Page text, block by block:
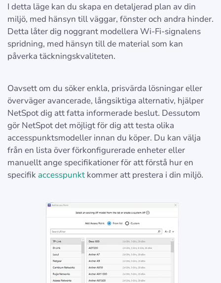
I detta läge kan du skapa en detaljerad plan av din
miljö, med hänsyn till väggar, fönster och andra hinder.
Detta låter dig noggrant modellera Wi-Fi-signalens
spridning, med hänsyn till de material som kan
påverka täckningskvaliteten.
Oavsett om du söker enkla, prisvärda lösningar eller
överväger avancerade, långsiktiga alternativ, hjälper
NetSpot dig att fatta informerade beslut. Dessutom
gör NetSpot det möjligt för dig att testa olika
accesspunktsmodeller innan du köper. Du kan välja
från en lista över förkonfigurerade enheter eller
manuellt ange specifikationer för att förstå hur en
specifik accesspunkt kommer att prestera i din miljö.